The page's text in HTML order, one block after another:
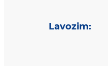
Lavozim: